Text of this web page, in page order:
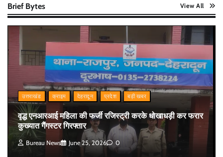
Brief Bytes View All
उत्तराखंड क्राइम देहरादून प्रदेश बड़ी खबर
वृद्ध एनआरआई महिला की फर्जी रजिस्ट्री करके धोखाधड़ी कर फरार
कुख्यात गैंगस्टर गिरफ्तार
Bureau News June 25, 2026 0